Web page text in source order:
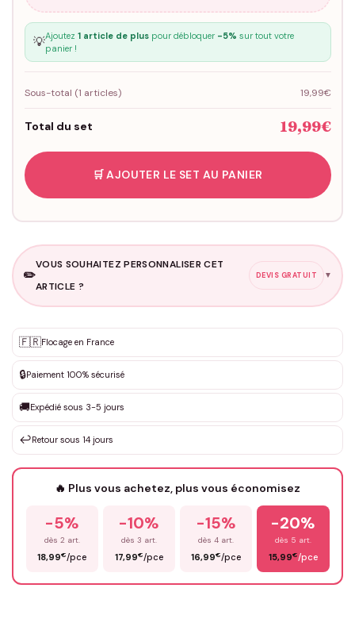
💡Ajoutez 1 article de pluspour débloquer -5% sur tout votre
panier !
Sous-total (1 articles) 19,99€
Total du set 19,99€
🛒 AJOUTER LE SET AU PANIER
✏️
VOUS SOUHAITEZ PERSONNALISER CET
ARTICLE ?
DEVIS GRATUIT ▼
✨ Personnalisation sur mesure
DEVIS GRATUIT · Personnalisation de 3 à 10€ selon la demande
Que souhaitez-vous ?*
Votre texte / idée*
Prénom*
🇫🇷Flocage en France
🔒Paiement 100% sécurisé
🚚Expédié sous 3-5 jours
↩️Retour sous 14 jours
🔥 Plus vous achetez, plus vous économisez
-5%
dès 2 art.
18,99€/pce
-10%
dès 3 art.
17,99€/pce
-15%
dès 4 art.
16,99€/pce
-20%
dès 5 art.
15,99€/pce